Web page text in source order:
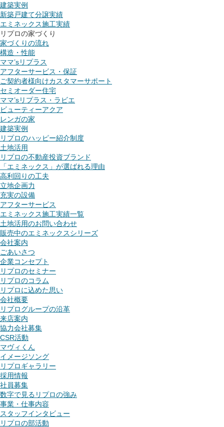
建築実例
新築戸建て分譲実績
エミネックス施工実績
リプロの家づくり
家づくりの流れ
構造・性能
ママ’sリプラス
アフターサービス・保証
ご契約者様向けカスタマーサポート
セミオーダー住宅
ママ’sリプラス・ラビエ
ビューティーアクア
レンガの家
建築実例
リプロのハッピー紹介制度
土地活用
リプロの不動産投資ブランド
「エミネックス」が選ばれる理由
高利回りの工夫
立地企画力
充実の設備
アフターサービス
エミネックス施工実績一覧
土地活用のお問い合わせ
販売中のエミネックスシリーズ
会社案内
ごあいさつ
企業コンセプト
リプロのセミナー
リプロのコラム
リプロに込めた思い
会社概要
リプログループの沿革
来店案内
協力会社募集
CSR活動
マヴィくん
イメージソング
リプロギャラリー
採用情報
社員募集
数字で見るリプロの強み
事業・仕事内容
スタッフインタビュー
リプロの部活動